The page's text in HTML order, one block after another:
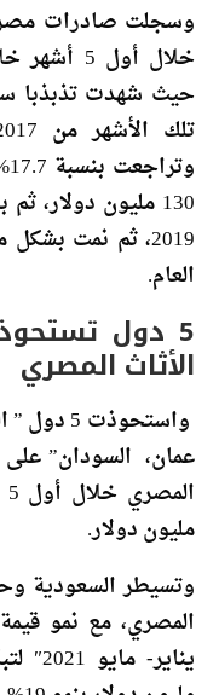
العام.
الأثاث المصري
مليون دولار.
المصري، مع نمو